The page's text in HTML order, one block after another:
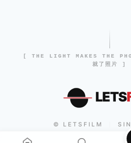
[ THE LIGHT MAKES THE
就了照片 ]
LETS
© LETSFILM